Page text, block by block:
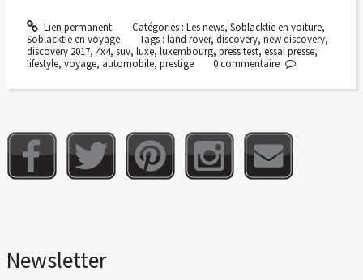
Lien permanent Catégories : Les news, Soblacktie en voiture,
Soblacktie en voyage
Tags :land rover,discovery,new discovery,
discovery 2017, 4x4, suv, luxe, luxembourg, press test, essai presse,
lifestyle, voyage, automobile, prestige 0commentaire
Newsletter